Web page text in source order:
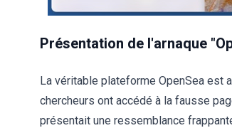
Présentation de l'arnaque
La véritable plateforme OpenSea est
chercheurs ont accédé à la fausse
présentait une ressemblance